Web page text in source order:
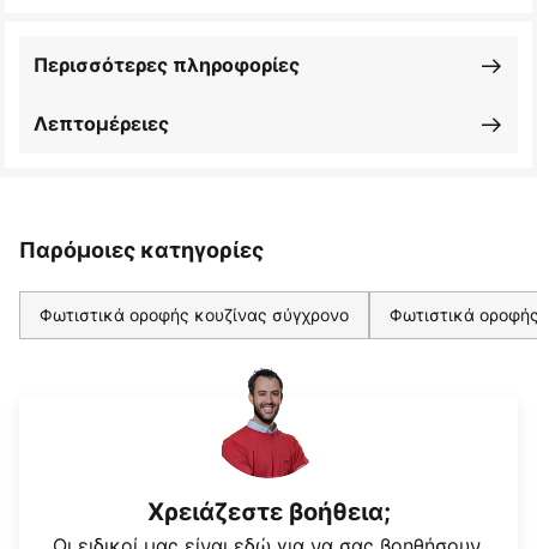
Λεπτομέρειες
Περισσότερες πληροφορίες
Παρόμοιες κατηγορίες
Φωτιστικά οροφής κουζίνας σύγχρονο Φωτιστικά
Χρειάζεστε βοήθεια;